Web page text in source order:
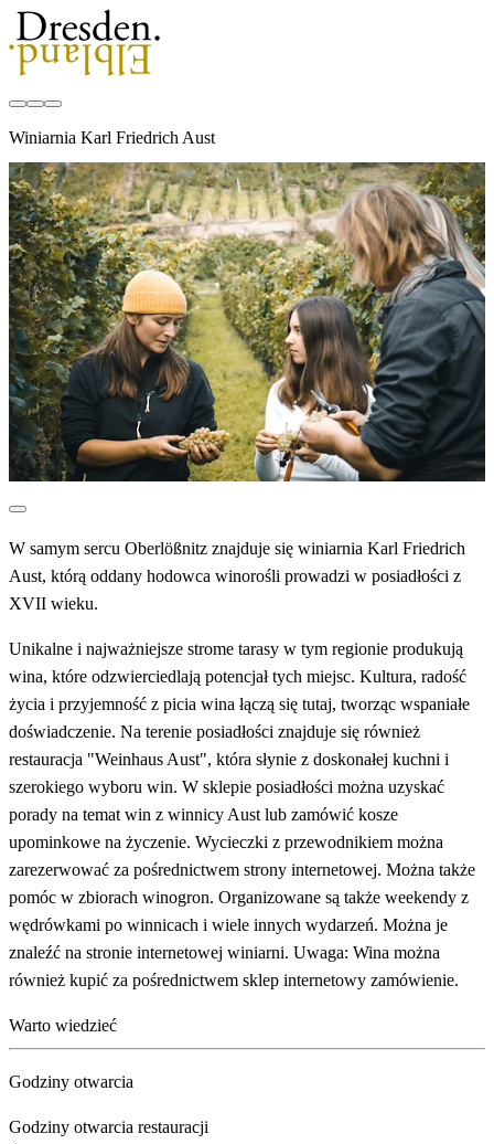
Winiarnia Karl Friedrich Aust
W samym sercu Oberlößnitz znajduje się winiarnia Karl Friedrich
Aust, którą oddany hodowca winorośli prowadzi w posiadłości z
XVII wieku.
Unikalne i najważniejsze strome tarasy w tym regionie produkują
wina, które odzwierciedlają potencjał tych miejsc. Kultura, radość
życia i przyjemność z picia wina łączą się tutaj, tworząc wspaniałe
doświadczenie. Na terenie posiadłości znajduje się również
restauracja "Weinhaus Aust", która słynie z doskonałej kuchni i
szerokiego wyboru win. W sklepie posiadłości można uzyskać
porady na temat win z winnicy Aust lub zamówić kosze
upominkowe na życzenie. Wycieczki z przewodnikiem można
zarezerwować za pośrednictwem strony internetowej. Można także
pomóc w zbiorach winogron. Organizowane są także weekendy z
wędrówkami po winnicach i wiele innych wydarzeń. Można je
znaleźć na stronie internetowej winiarni. Uwaga: Wina można
również kupić za pośrednictwem sklep internetowy zamówienie.
Warto wiedzieć
Godziny otwarcia
Godziny otwarcia restauracji